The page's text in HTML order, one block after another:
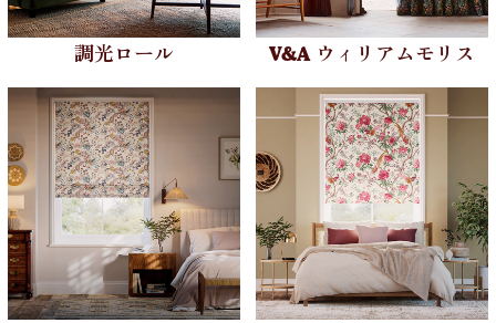
調光ロール V&A ウィリアムモリス